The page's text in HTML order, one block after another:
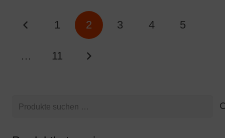
Seitennummerierung
der
1 2 3 4 5
… 11
Suchen